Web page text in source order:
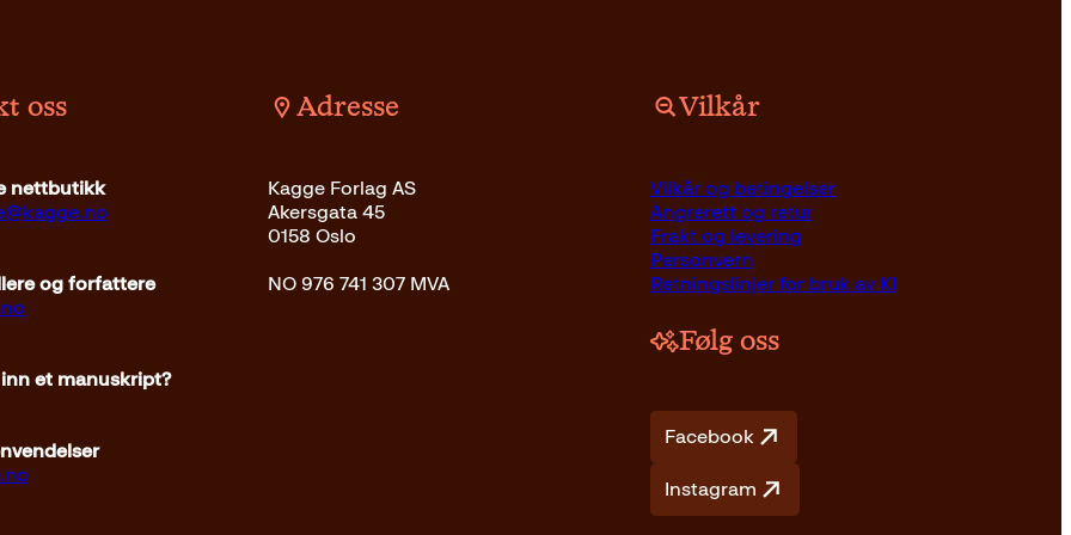
Les mer Pocket179 Kjøp
oss
nettbutikk
og forfattere
et manuskript?
Adresse
Kagge Forlag AS
Akersgata 45
0158 Oslo
NO 976 741 307 MVA
Vilkår
Vilkår og betingelser
Angrerett og retur
Frakt og levering
Personvern
Retningslinjer for bruk av KI
Følg oss
Facebook
Instagram